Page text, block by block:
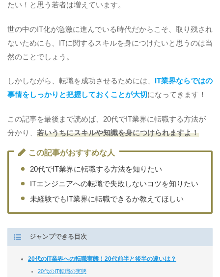
たい！と思う若者は増えています。
世の中のIT化が急激に進んでいる時代だからこそ、取り残され
ないためにも、ITに関するスキルを身につけたいと思うのは当
然のことでしょう。
しかしながら、転職を成功させるためには、
IT業界ならではの
事情をしっかりと把握しておくことが大切になってきます！
この記事を最後まで読めば、20代でIT業界に転職する方法が
分かり、 若いうちにスキルや知識を身につけられますよ！
この記事がおすすめな人
20代でIT業界に転職する方法を知りたい
ITエンジニアへの転職で失敗しないコツを知りたい
未経験でもIT業界に転職できるか教えてほしい
ジャンプできる目次
20代のIT業界への転職実態！20代前半と後半の違いは？
20代のIT転職の実態